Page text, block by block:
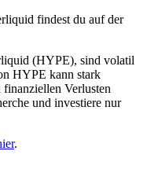
findest du auf der
(HYPE), sind volatil
HYPE kann stark
Verlusten
und investiere nur
.